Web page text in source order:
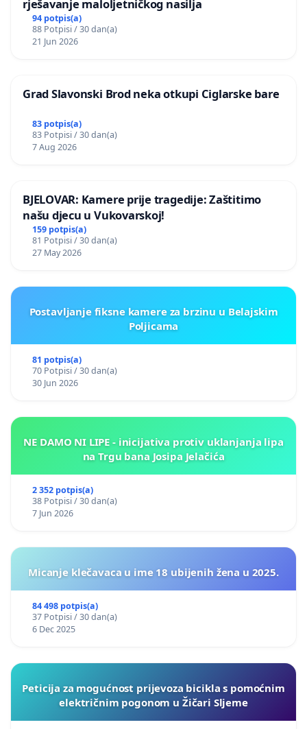
rješavanje maloljetničkog nasilja
94 potpis(a)
88 Potpisi / 30 dan(a)
21 Jun 2026
Grad Slavonski Brod neka otkupi Ciglarske bare
83 potpis(a)
83 Potpisi / 30 dan(a)
7 Aug 2026
BJELOVAR: Kamere prije tragedije: Zaštitimo
našu djecu u Vukovarskoj!
159 potpis(a)
81 Potpisi / 30 dan(a)
27 May 2026
Postavljanje fiksne kamere za brzinu u Belajskim
Poljicama
81 potpis(a)
70 Potpisi / 30 dan(a)
30 Jun 2026
NE DAMO NI LIPE - inicijativa protiv uklanjanja lipa
na Trgu bana Josipa Jelačića
2 352 potpis(a)
38 Potpisi / 30 dan(a)
7 Jun 2026
Micanje klečavaca u ime 18 ubijenih žena u 2025.
84 498 potpis(a)
37 Potpisi / 30 dan(a)
6 Dec 2025
Peticija za mogućnost prijevoza bicikla s pomoćnim
električnim pogonom u Žičari Sljeme